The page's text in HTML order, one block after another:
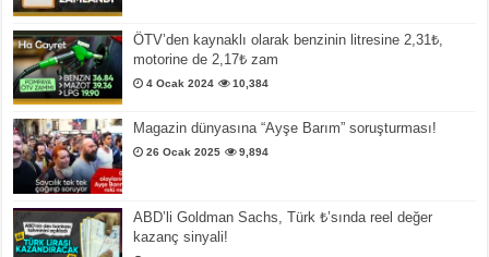
ÖTV’den kaynaklı olarak benzinin litresine 2,31₺,
motorine de 2,17₺ zam
4 Ocak 2024 10,384
Magazin dünyasına “Ayşe Barım” soruşturması!
26 Ocak 2025 9,894
ABD’li Goldman Sachs, Türk ₺’sında reel değer
kazanç sinyali!